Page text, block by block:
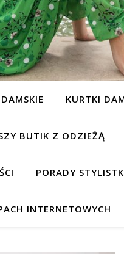
KURTKI
BUTIK Z ODZIEŻĄ
PORADY
INTERNETOWYCH